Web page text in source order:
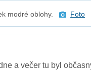
modré oblohy. Foto
a večer tu byl